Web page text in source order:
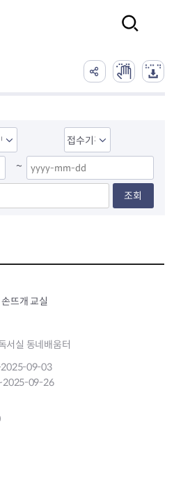
~
조회
뜨개 교실
서실 동네배움터
09-03
09-26